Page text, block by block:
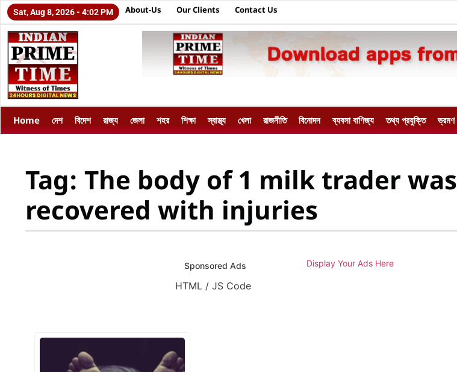
Sat, Aug 8, 2026 - 4:02 PM About-Us Our Clients Contact Us
Home দেশ বিদেশ রাজ্য জেলা শহর শিক্ষা স্বাস্থ্য খেলা রাজনীতি বিনোদন ব্যবসা বাণিজ্য তথ্য প্রযুক্তি ভ্রমণ
Tag: The body of 1 milk trader was
recovered with injuries
Sponsored Ads Display Your Ads Here
HTML / JS Code
HTML / JS Code